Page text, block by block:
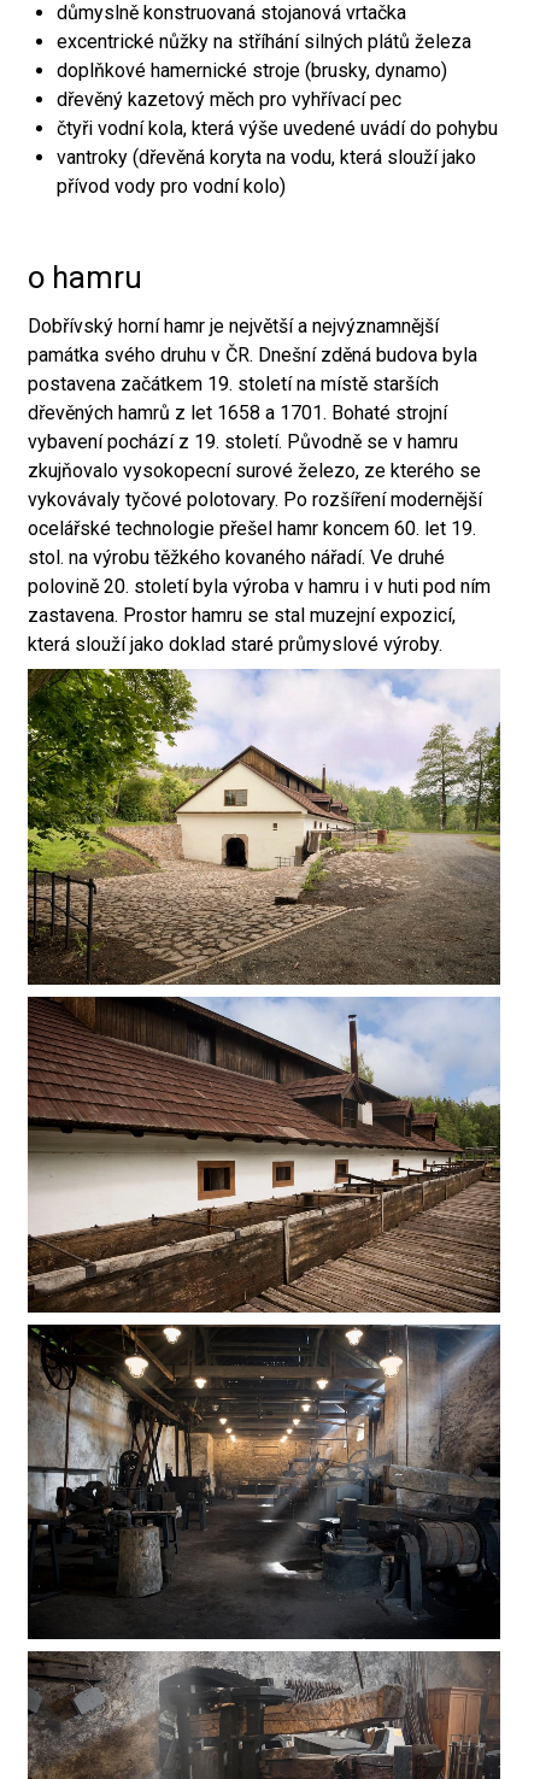
důmyslně konstruovaná stojanová vrtačka
excentrické nůžky na stříhání silných plátů železa
doplňkové hamernické stroje (brusky, dynamo)
dřevěný kazetový měch pro vyhřívací pec
čtyři vodní kola, která výše uvedené uvádí do pohybu
vantroky (dřevěná koryta na vodu, která slouží jako
přívod vody pro vodní kolo)
o hamru
Dobřívský horní hamr je největší a nejvýznamnější
památka svého druhu v ČR. Dnešní zděná budova byla
postavena začátkem 19. století na místě starších
dřevěných hamrů z let 1658 a 1701. Bohaté strojní
vybavení pochází z 19. století. Původně se v hamru
zkujňovalo vysokopecní surové železo, ze kterého se
vykovávaly tyčové polotovary. Po rozšíření modernější
ocelářské technologie přešel hamr koncem 60. let 19.
stol. na výrobu těžkého kovaného nářadí. Ve druhé
polovině 20. století byla výroba v hamru i v huti pod ním
zastavena. Prostor hamru se stal muzejní expozicí,
která slouží jako doklad staré průmyslové výroby.